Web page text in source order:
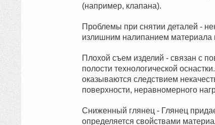
(например, клапана).
Проблемы при снятии деталей -
излишним налипанием материала
Плохой съем изделий - связан с
полости технологической
оказываются следствием
поверхности, неравномерного
Сниженный глянец - Глянец
определяется свойствами